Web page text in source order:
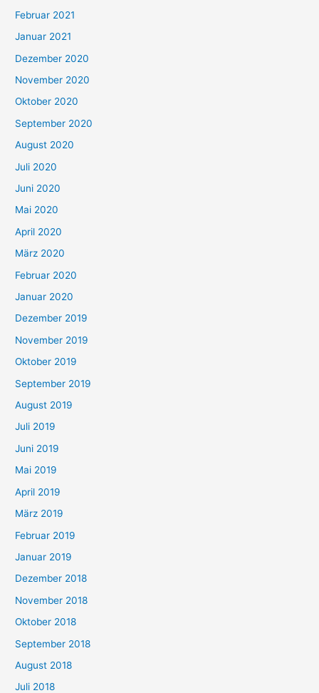
Februar 2021
Januar 2021
Dezember 2020
November 2020
Oktober 2020
September 2020
August 2020
Juli 2020
Juni 2020
Mai 2020
April 2020
März 2020
Februar 2020
Januar 2020
Dezember 2019
November 2019
Oktober 2019
September 2019
August 2019
Juli 2019
Juni 2019
Mai 2019
April 2019
März 2019
Februar 2019
Januar 2019
Dezember 2018
November 2018
Oktober 2018
September 2018
August 2018
Juli 2018